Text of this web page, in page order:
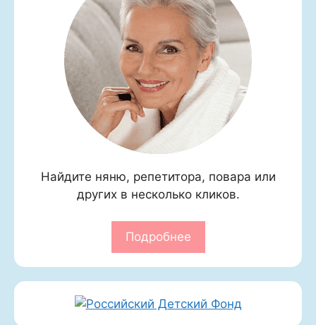
Найдите няню, репетитора, повара или
других в несколько кликов.
Подробнее